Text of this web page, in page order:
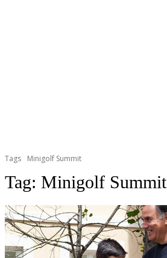
Tags Minigolf Summit
Tag: Minigolf Summit